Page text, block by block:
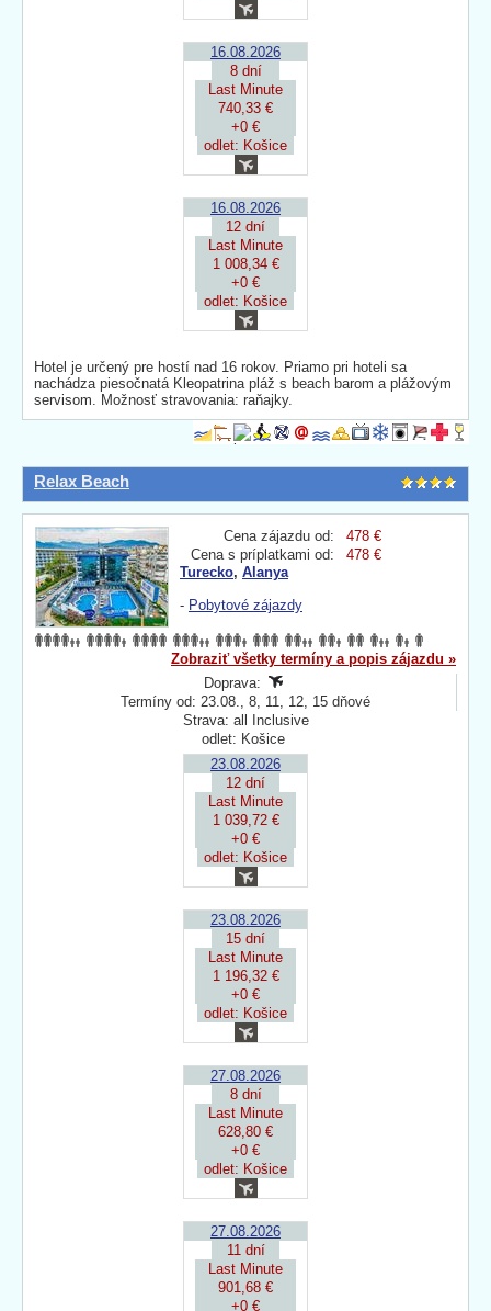
16.08.2026
8 dní
Last Minute
740,33 €
+0 €
odlet: Košice
16.08.2026
12 dní
Last Minute
1 008,34 €
+0 €
odlet: Košice
Hotel je určený pre hostí nad 16 rokov. Priamo pri hoteli sa
nachádza piesočnatá Kleopatrina pláž s beach barom a plážovým
servisom. Možnosť stravovania: raňajky.
Relax Beach
Cena zájazdu od:
478 €
Cena s príplatkami od:
478 €
Turecko, Alanya
- Pobytové zájazdy
Zobraziť všetky termíny a popis zájazdu »
Doprava:
Termíny od: 23.08., 8, 11, 12, 15 dňové
Strava: all Inclusive
odlet: Košice
23.08.2026
12 dní
Last Minute
1 039,72 €
+0 €
odlet: Košice
23.08.2026
15 dní
Last Minute
1 196,32 €
+0 €
odlet: Košice
27.08.2026
8 dní
Last Minute
628,80 €
+0 €
odlet: Košice
27.08.2026
11 dní
Last Minute
901,68 €
+0 €